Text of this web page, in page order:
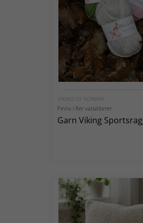
VIKING OF NORWAY
Finns i fler variationer
Garn Viking